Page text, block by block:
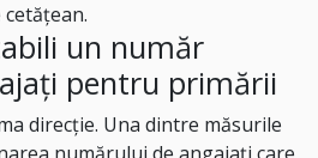
un număr
pentru primării
direcție. Una dintre măsurile